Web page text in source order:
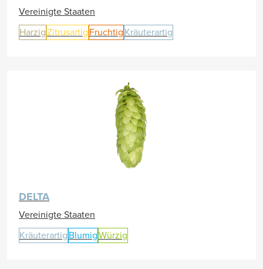
Vereinigte Staaten
HarzigZitrusartig Fruchtig Kräuterartig
DELTA
Vereinigte Staaten
Kräuterartig BlumigWürzig